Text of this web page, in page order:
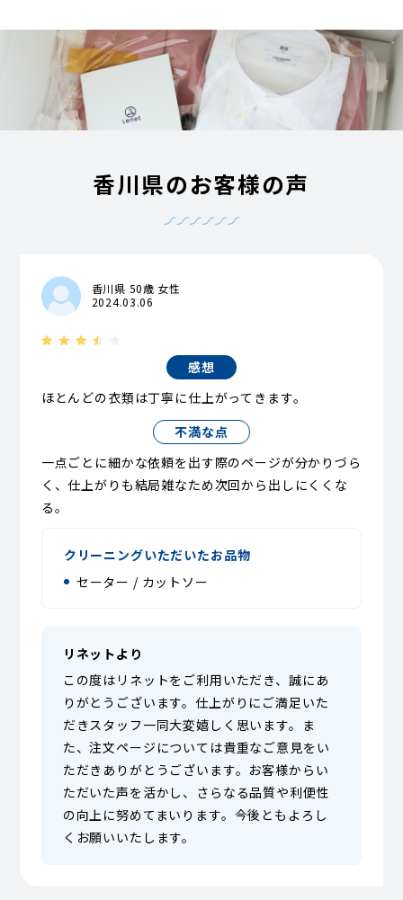
香川県のお客様の声
香川県 50歳 女性
2024.03.06
感想
ほとんどの衣類は丁寧に仕上がってきます。
不満な点
一点ごとに細かな依頼を出す際のページが分かりづら
く、仕上がりも結局雑なため次回から出しにくくな
る。
クリーニングいただいたお品物
セーター / カットソー
リネットより
この度はリネットをご利用いただき、誠にあ
りがとうございます。仕上がりにご満足いた
だきスタッフ一同大変嬉しく思います。ま
た、注文ページについては貴重なご意見をい
ただきありがとうございます。お客様からい
ただいた声を活かし、さらなる品質や利便性
の向上に努めてまいります。今後ともよろし
くお願いいたします。